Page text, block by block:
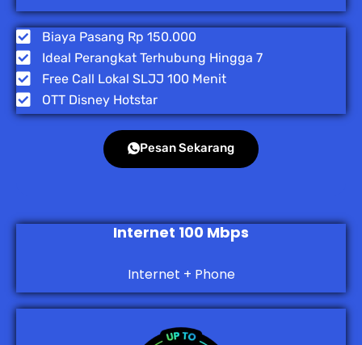
Biaya Pasang Rp 150.000
Ideal Perangkat Terhubung Hingga 7
Free Call Lokal SLJJ 100 Menit
OTT Disney Hotstar
Pesan Sekarang
Internet 100 Mbps
Internet + Phone